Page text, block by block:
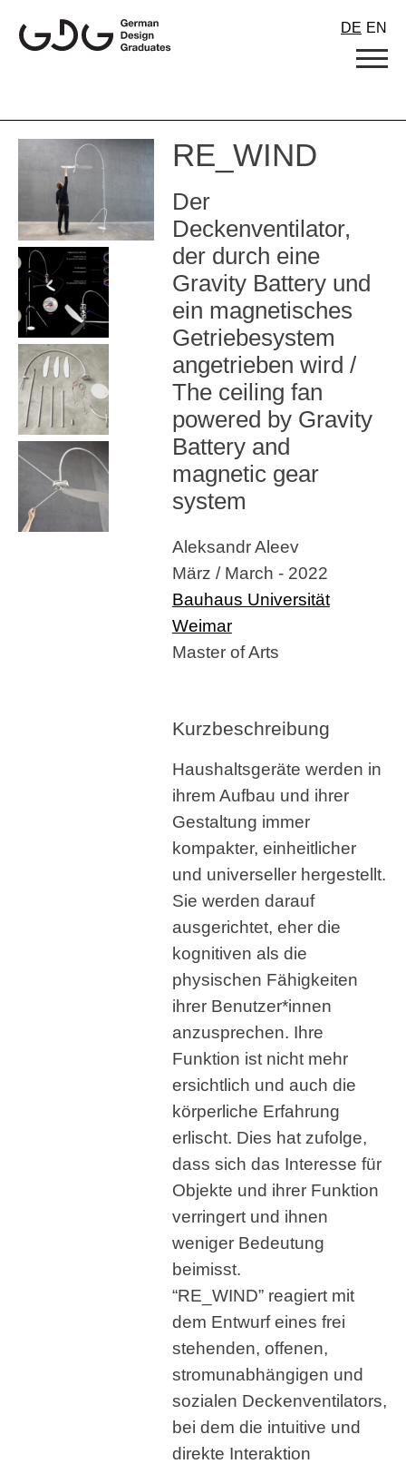
content
DE EN
RE_WIND
Der
Deckenventilator,
der durch eine
Gravity Battery und
ein magnetisches
Getriebesystem
angetrieben wird /
The ceiling fan
powered by Gravity
Battery and
magnetic gear
system
Aleksandr Aleev
März / March - 2022
Bauhaus Universität
Weimar
Master of Arts
Kurzbeschreibung
Haushaltsgeräte werden in
ihrem Aufbau und ihrer
Gestaltung immer
kompakter, einheitlicher
und universeller hergestellt.
Sie werden darauf
ausgerichtet, eher die
kognitiven als die
physischen Fähigkeiten
ihrer Benutzer*innen
anzusprechen. Ihre
Funktion ist nicht mehr
ersichtlich und auch die
körperliche Erfahrung
erlischt. Dies hat zufolge,
dass sich das Interesse für
Objekte und ihrer Funktion
verringert und ihnen
weniger Bedeutung
beimisst.
“RE_WIND” reagiert mit
dem Entwurf eines frei
stehenden, offenen,
stromunabhängigen und
sozialen Deckenventilators,
bei dem die intuitive und
direkte Interaktion